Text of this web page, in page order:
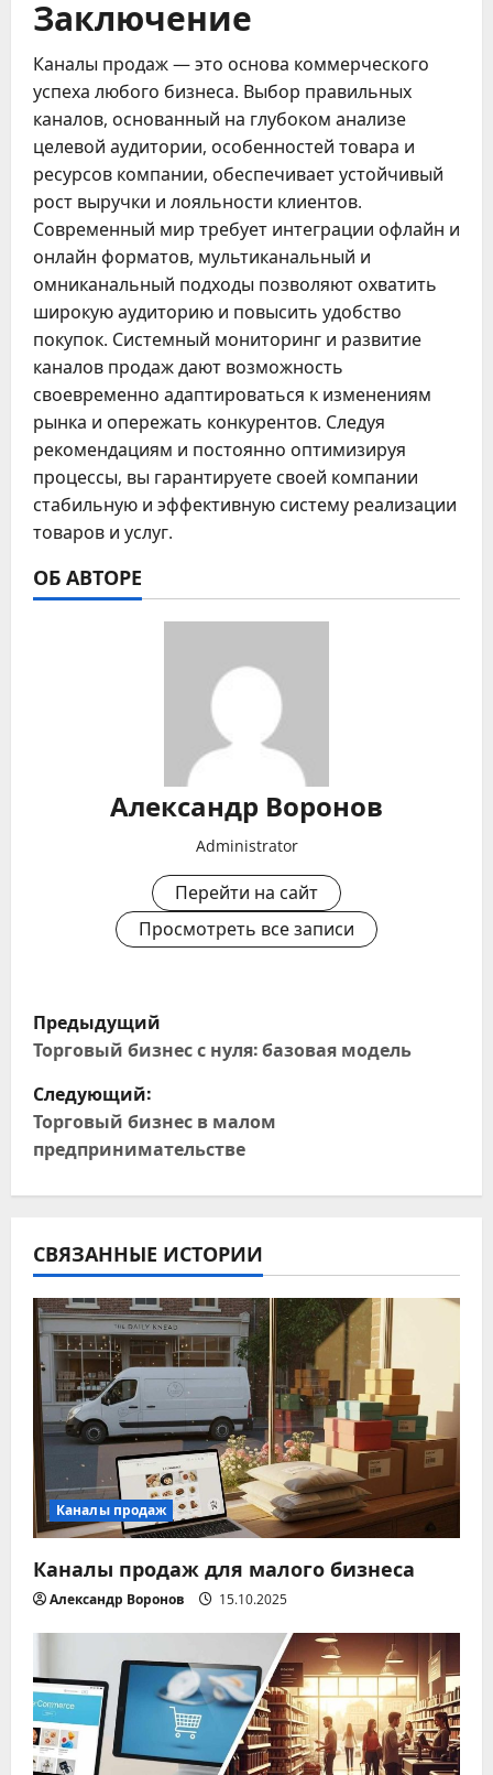
Заключение
Каналы продаж — это основа коммерческого
успеха любого бизнеса. Выбор правильных
каналов, основанный на глубоком анализе
целевой аудитории, особенностей товара и
ресурсов компании, обеспечивает устойчивый
рост выручки и лояльности клиентов.
Современный мир требует интеграции офлайн и
онлайн форматов, мультиканальный и
омниканальный подходы позволяют охватить
широкую аудиторию и повысить удобство
покупок. Системный мониторинг и развитие
каналов продаж дают возможность
своевременно адаптироваться к изменениям
рынка и опережать конкурентов. Следуя
рекомендациям и постоянно оптимизируя
процессы, вы гарантируете своей компании
стабильную и эффективную систему реализации
товаров и услуг.
ОБ АВТОРЕ
Александр Воронов
Administrator
Перейти на сайт
Просмотреть все записи
Н
а
в
и
г
а
ц
и
я
п
о
з
а
п
с
я
Предыдущий
Торговый бизнес с нуля: базовая модель
Следующий:
Торговый бизнес в малом
предпринимательстве
СВЯЗАННЫЕ ИСТОРИИ
Каналы продаж
Каналы продаж для малого бизнеса
Александр Воронов 15.10.2025